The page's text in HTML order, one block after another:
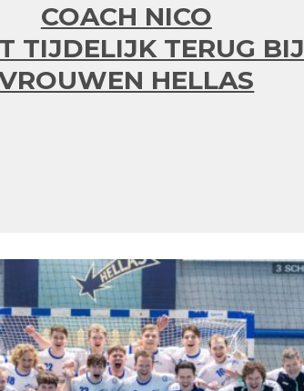
COACH NICO
TIJDELIJK TERUG BIJ
HELLAS